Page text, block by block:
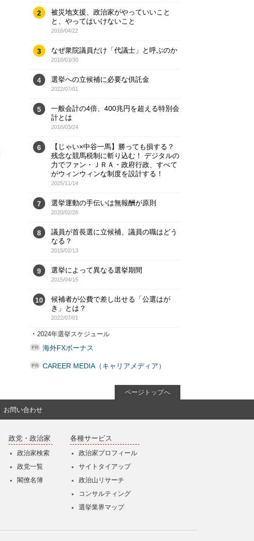
2
被災地支援、政治家がやっていいこと
と、やってはいけないこと
2016/04/22
3 なぜ衆院議員だけ「代議士」と呼ぶのか
2016/03/30
4 選挙への立候補に必要な供託金
2022/07/01
5
一般会計の4倍、400兆円を超える特別会
計とは
2016/03/24
6
【じゃい×中谷一馬】勝っても損する？
残念な競馬税制に斬り込む！ デジタルの
力でファン・ＪＲＡ・政府行政、すべて
がウィンウィンな制度を設計する！
2025/11/14
7 選挙運動の手伝いは無報酬が原則
2020/02/26
8
議員が首長選に立候補、議員の職はどう
なる？
2015/02/13
9 選挙によって異なる選挙期間
2015/04/15
10
候補者が公費で差し出せる「公選はが
き」とは？
2022/07/01
・ 2024年選挙スケジュール
海外FXボーナス
CAREER MEDIA（キャリアメディア）
ページトップへ
お問い合わせ
政党・政治家
政治家検索
政党一覧
閣僚名簿
各種サービス
政治家プロフィール
サイトタイアップ
政治山リサーチ
コンサルティング
選挙業界マップ